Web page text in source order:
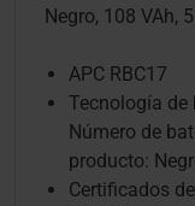
Negro, 108 VAh,
APC RBC17
Tecnología de
Número de
producto:
Certificados